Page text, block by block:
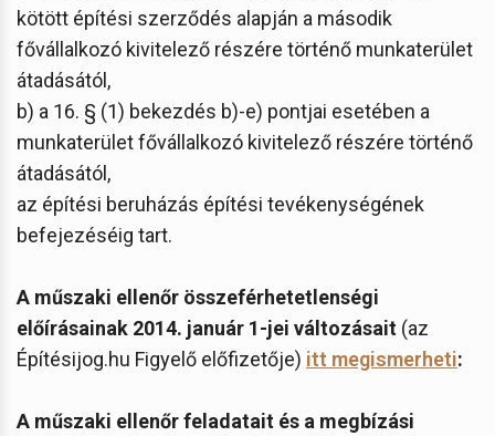
kötött építési szerződés alapján a második
fővállalkozó kivitelező részére történő munkaterület
átadásától,
b) a 16. § (1) bekezdés b)-e) pontjai esetében a
munkaterület fővállalkozó kivitelező részére történő
átadásától,
az építési beruházás építési tevékenységének
befejezéséig tart.
A műszaki ellenőr összeférhetetlenségi
előírásainak 2014. január 1-jei változásait (az
Építésijog.hu Figyelő előfizetője) itt megismerheti:
A műszaki ellenőr feladatait és a megbízási